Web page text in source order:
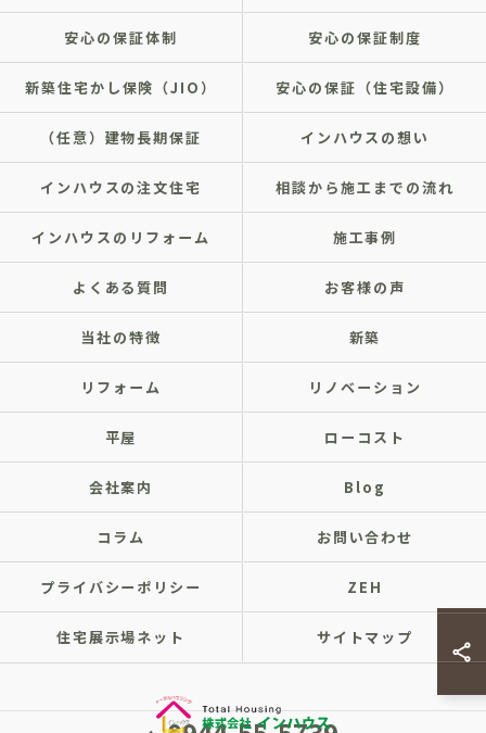
安心の保証体制 安心の保証制度
新築住宅かし保険（JIO） 安心の保証（住宅設備）
（任意）建物長期保証 インハウスの想い
インハウスの注文住宅 相談から施工までの流れ
インハウスのリフォーム 施工事例
よくある質問 お客様の声
当社の特徴 新築
リフォーム リノベーション
平屋 ローコスト
会社案内 Blog
コラム お問い合わせ
プライバシーポリシー ZEH
住宅展示場ネット サイトマップ